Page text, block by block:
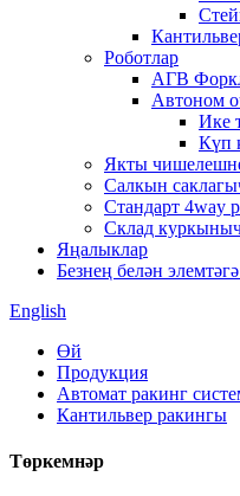
Роботлар
АГВ
Автоном
Ике
Күп
Якты
Салкын
Стандарт 4way
Склад
Яңалыклар
Безнең белән
English
Өй
Продукция
Автомат ракинг
Кантильвер ракингы
Төркемнәр